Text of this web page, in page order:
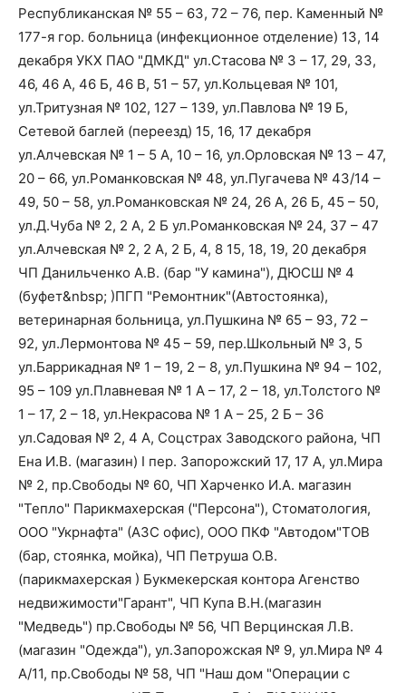
Республиканская № 55 – 63, 72 – 76, пер. Каменный №
177-я гор. больница (инфекционное отделение) 13, 14
декабря УКХ ПАО "ДМКД" ул.Стасова № 3 – 17, 29, 33,
46, 46 А, 46 Б, 46 В, 51 – 57, ул.Кольцевая № 101,
ул.Тритузная № 102, 127 – 139, ул.Павлова № 19 Б,
Сетевой баглей (переезд) 15, 16, 17 декабря
ул.Алчевская № 1 – 5 А, 10 – 16, ул.Орловская № 13 – 47,
20 – 66, ул.Романковская № 48, ул.Пугачева № 43/14 –
49, 50 – 58, ул.Романковская № 24, 26 А, 26 Б, 45 – 50,
ул.Д.Чуба № 2, 2 А, 2 Б ул.Романковская № 24, 37 – 47
ул.Алчевская № 2, 2 А, 2 Б, 4, 8 15, 18, 19, 20 декабря
ЧП Данильченко А.В. (бар "У камина"), ДЮСШ № 4
(буфет&nbsp; )ПГП "Ремонтник"(Автостоянка),
ветеринарная больница, ул.Пушкина № 65 – 93, 72 –
92, ул.Лермонтова № 45 – 59, пер.Школьный № 3, 5
ул.Баррикадная № 1 – 19, 2 – 8, ул.Пушкина № 94 – 102,
95 – 109 ул.Плавневая № 1 А – 17, 2 – 18, ул.Толстого №
1 – 17, 2 – 18, ул.Некрасова № 1 А – 25, 2 Б – 36
ул.Садовая № 2, 4 А, Соцстрах Заводского района, ЧП
Ена И.В. (магазин) I пер. Запорожский 17, 17 А, ул.Мира
№ 2, пр.Свободы № 60, ЧП Харченко И.А. магазин
"Тепло" Парикмахерская ("Персона"), Стоматология,
ООО "Укрнафта" (АЗС офис), ООО ПКФ "Автодом"ТОВ
(бар, стоянка, мойка), ЧП Петруша О.В.
(парикмахерская ) Букмекерская контора Агенство
недвижимости"Гарант", ЧП Купа В.Н.(магазин
"Медведь") пр.Свободы № 56, ЧП Верцинская Л.В.
(магазин "Одежда"), ул.Запорожская № 9, ул.Мира № 4
А/11, пр.Свободы № 58, ЧП "Наш дом "Операции с